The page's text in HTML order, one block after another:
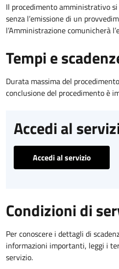
Il procedimento amministrativo
senza l’emissione di un
l’Amministrazione comunicherà
Tempi e
Durata massima del
conclusione del procedimento è
Accedi al
Accedi al servizio
Condizioni di
Per conoscere i dettagli di
informazioni importanti, leggi i
servizio.